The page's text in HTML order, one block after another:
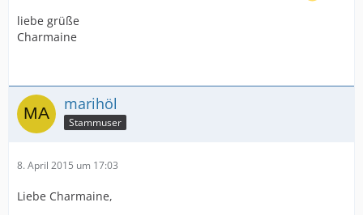
liebe grüße
Charmaine
marihöl
Stammuser
8. April 2015 um 17:03
Liebe Charmaine,